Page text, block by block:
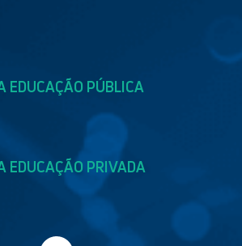
EDUCAÇÃO PÚBLICA
EDUCAÇÃO PRIVADA